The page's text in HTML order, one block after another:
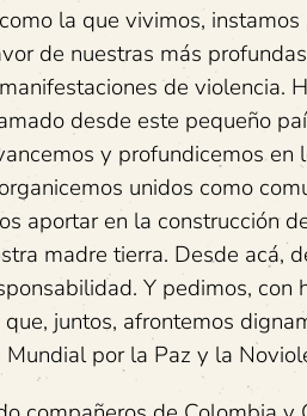
la que vivimos,
de nuestras más
de violencia.
desde este pequeño
y profundicemos
unidos como
aportar en la construcción
madre tierra. Desde acá,
Y pedimos,
juntos, afrontemos
por la Paz y la